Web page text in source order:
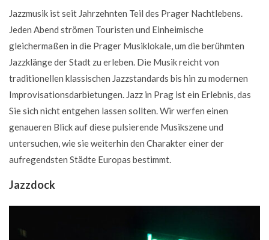
Jazzmusik ist seit Jahrzehnten Teil des Prager Nachtlebens.
Jeden Abend strömen Touristen und Einheimische
gleichermaßen in die Prager Musiklokale, um die berühmten
Jazzklänge der Stadt zu erleben. Die Musik reicht von
traditionellen klassischen Jazzstandards bis hin zu modernen
Improvisationsdarbietungen. Jazz in Prag ist ein Erlebnis, das
Sie sich nicht entgehen lassen sollten. Wir werfen einen
genaueren Blick auf diese pulsierende Musikszene und
untersuchen, wie sie weiterhin den Charakter einer der
aufregendsten Städte Europas bestimmt.
Jazzdock